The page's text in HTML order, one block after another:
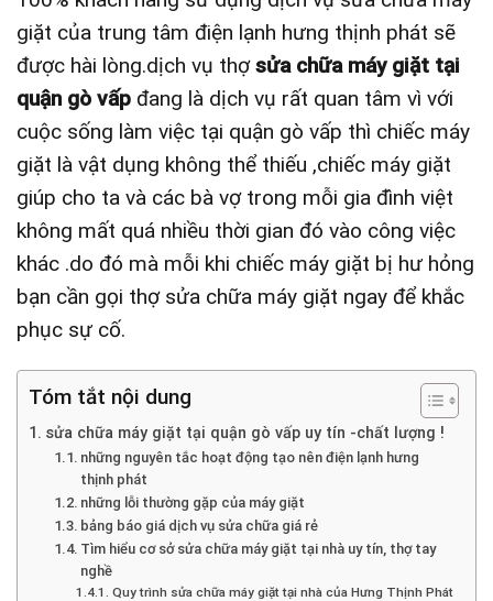
giặt của trung tâm điện lạnh hưng thịnh phát sẽ
được hài lòng.dịch vụ thợsửa chữa máy giặt tại
quận gò vấp đang là dịch vụ rất quan tâm vì với
cuộc sống làm việc tại quận gò vấp thì chiếc máy
giặt là vật dụng không thể thiếu ,chiếc máy giặt
giúp cho ta và các bà vợ trong mỗi gia đình việt
không mất quá nhiều thời gian đó vào công việc
khác .do đó mà mỗi khi chiếc máy giặt bị hư hỏng
bạn cần gọi thợ sửa chữa máy giặt ngay để khắc
phục sự cố.
Tóm tắt nội dung
sửa chữa máy giặt tại quận gò vấp uy tín -chất lượng !
những nguyên tắc hoạt động tạo nên điện lạnh hưng
thịnh phát
những lỗi thường gặp của máy giặt
bảng báo giá dịch vụ sửa chữa giá rẻ
Tìm hiểu cơ sở sửa chữa máy giặt tại nhà uy tín, thợ tay
nghề
Quy trình sửa chữa máy giặt tại nhà của Hưng Thịnh Phát